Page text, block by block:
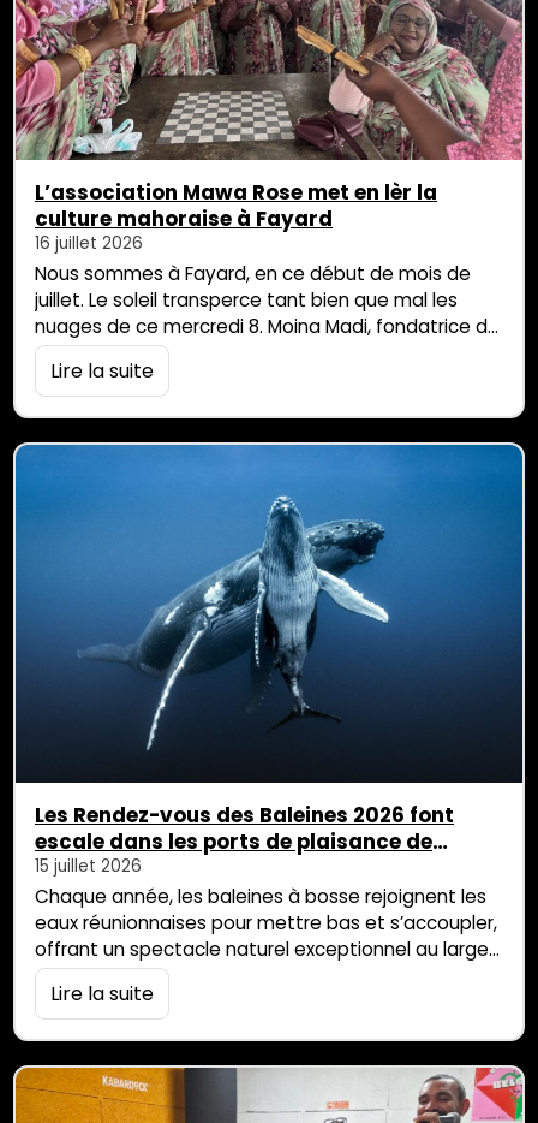
L’association Mawa Rose met en lèr la
culture mahoraise à Fayard
16 juillet 2026
Nous sommes à Fayard, en ce début de mois de
juillet. Le soleil transperce tant bien que mal les
nuages de ce mercredi 8. Moina Madi, fondatrice de
l’association Mawa Rose, nous a donné rendez-
vous dans le parc, au cœur de ce qu’on nomme
aujourd’hui la cité Fayard de Saint-André. Elle nous
Lire la suite
Les Rendez-vous des Baleines 2026 font
escale dans les ports de plaisance de
l’Ouest
15 juillet 2026
Chaque année, les baleines à bosse rejoignent les
eaux réunionnaises pour mettre bas et s’accoupler,
offrant un spectacle naturel exceptionnel au large
de l’île. Pour mieux faire connaître ces géantes des
mers et sensibiliser le public à leur préservation,
organise Les Rendez-vous des Baleines 2026.
Animations, […]
Lire la suite